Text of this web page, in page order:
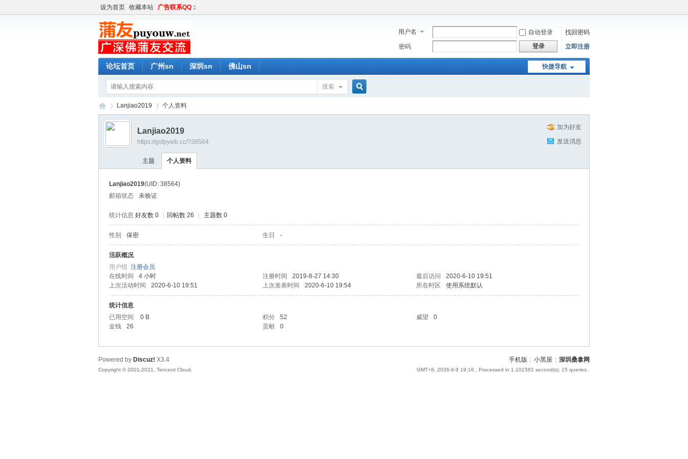
设为首页 收藏本站 广告联系QQ：
用户名 自动登录
找回密码
密码
登录 立即注册
快捷导航
论坛首页 广州sn 深圳sn 佛山sn
搜索
›
Lanjiao2019 个人资料
加为好友
发送消息
Lanjiao2019
https://gsfpywb.cc/?38564
主题 个人资料
Lanjiao2019(UID: 38564)
邮箱状态
未验证
统计信息 好友数 0 回帖数 26 主题数 0
性别 保密 生日 -
活跃概况
用户组 注册会员
在线时间
4 小时 注册时间 2019-8-27 14:30 最后访问
2020-6-10 19:51
上次活动时间
2020-6-10 19:51 上次发表时间 2020-6-10 19:54 所在时区 使用系统默认
统计信息
已用空间
0 B 积分 52 威望
0
金钱
26 贡献 0
手机版 小黑屋 深圳桑拿网
GMT+8, 2026-8-9 19:16 , Processed in 1.101581 second(s), 15 queries .
Powered by Discuz! X3.4
Copyright © 2001-2021, Tencent Cloud.